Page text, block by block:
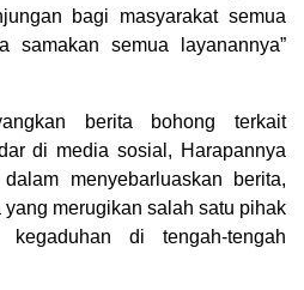
bagi masyarakat semua
semua layanannya”
berita bohong terkait
di media sosial, Harapannya
menyebarluaskan berita,
merugikan salah satu pihak
kegaduhan di tengah-tengah